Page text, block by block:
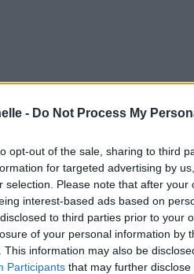
- Do Not Process My
opt-out of the sale, sharing to third
for targeted advertising by
selection. Please note that after
interest-based ads based on
to third parties prior to your
of your personal information by
This information may also be
Participants that may further
childhood dreams
quels rêves d'enfant